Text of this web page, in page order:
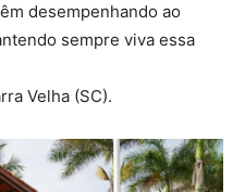
desempenhando ao
sempre viva essa
Velha (SC).